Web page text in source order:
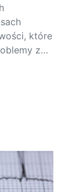
które
z…